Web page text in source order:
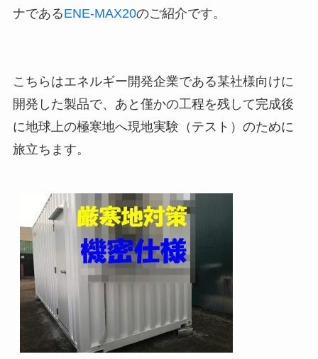
ナであるENE-MAX20のご紹介です。
こちらはエネルギー開発企業である某社様向けに
開発した製品で、あと僅かの工程を残して完成後
に地球上の極寒地へ現地実験（テスト）のために
旅立ちます。